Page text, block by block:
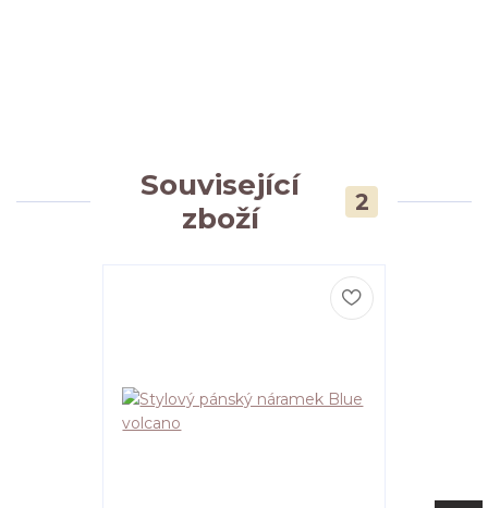
Související
zboží
2